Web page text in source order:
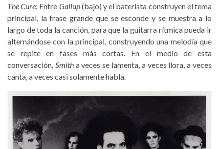
The Cure: Entre Gallup(bajo) y el baterista construyen el tema
principal, la frase grande que se esconde y se muestra a lo
largo de toda la canción, para que la guitarra rítmica pueda ir
alternándose con la principal, construyendo una melodía que
se repite en fases más cortas. En el medio de esta
conversación, Smitha veces se lamenta, a veces llora, a veces
canta, a veces casi solamente habla.